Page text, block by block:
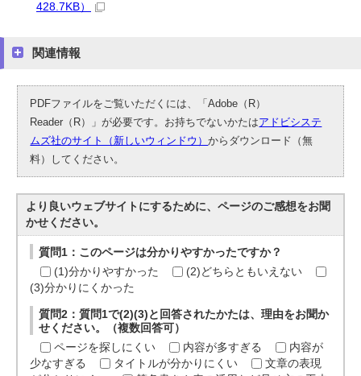
428.7KB）
関連情報
PDFファイルをご覧いただくには、「Adobe（R）
Reader（R）」が必要です。お持ちでないかたはアドビシステ
ムズ社のサイト（新しいウィンドウ）からダウンロード（無
料）してください。
より良いウェブサイトにするために、ページのご感想をお聞
かせください。
質問1：このページは分かりやすかったですか？
(1)分かりやすかった
(2)どちらともいえない
(3)分かりにくかった
質問2：質問1で(2)(3)と回答されたかたは、理由をお聞か
せください。（複数回答可）
ページを探しにくい
内容が多すぎる
内容が
少なすぎる
タイトルが分かりにくい
文章の表現